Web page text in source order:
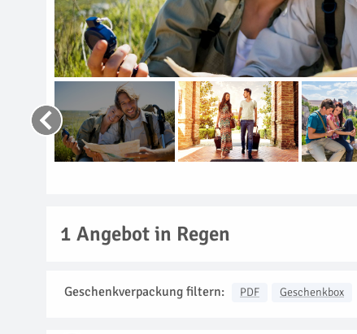
1 Angebot in Regen
Geschenkverpackung filtern: PDF Geschenkbox